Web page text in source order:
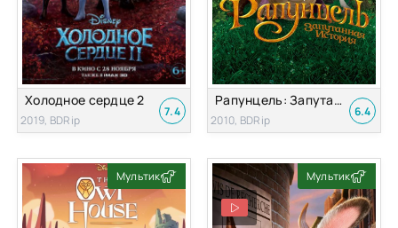
Холодное сердце 2
2019, BDRip
7.4
Рапунцель: Запутанная история
2010, BDRip
6.4
Мультик Мультик